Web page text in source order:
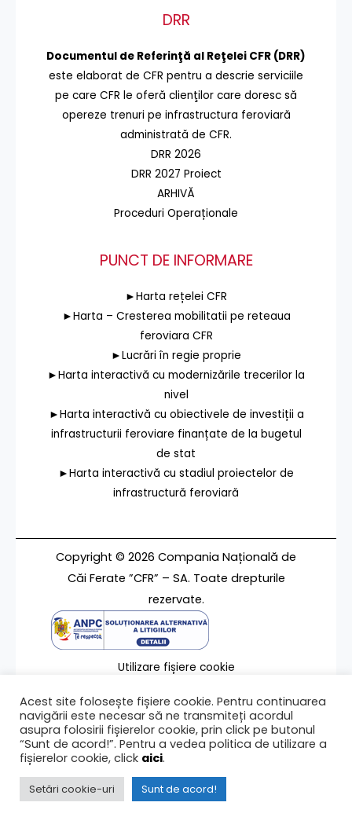
DRR
Documentul de Referinţă al Reţelei CFR (DRR)
este elaborat de CFR pentru a descrie serviciile
pe care CFR le oferă clienţilor care doresc să
opereze trenuri pe infrastructura feroviară
administrată de CFR.
DRR 2026
DRR 2027 Proiect
ARHIVĂ
Proceduri Operaționale
PUNCT DE INFORMARE
►Harta rețelei CFR
►Harta – Cresterea mobilitatii pe reteaua
feroviara CFR
►Lucrări în regie proprie
►Harta interactivă cu modernizările trecerilor la
nivel
►Harta interactivă cu obiectivele de investiții a
infrastructurii feroviare finanțate de la bugetul
de stat
►Harta interactivă cu stadiul proiectelor de
infrastructură feroviară
Copyright © 2026 Compania Națională de
Căi Ferate ”CFR” – SA. Toate drepturile
rezervate.
Utilizare fișiere cookie
Contact
Ultima modificare a paginii 26/10/2017
Acest site folosește fișiere cookie. Pentru continuarea
navigării este necesar să ne transmiteți acordul
asupra folosirii fișierelor cookie, prin click pe butonul
“Sunt de acord!”. Pentru a vedea politica de utilizare a
fișierelor cookie, click aici.
Setări cookie-uri Sunt de acord!